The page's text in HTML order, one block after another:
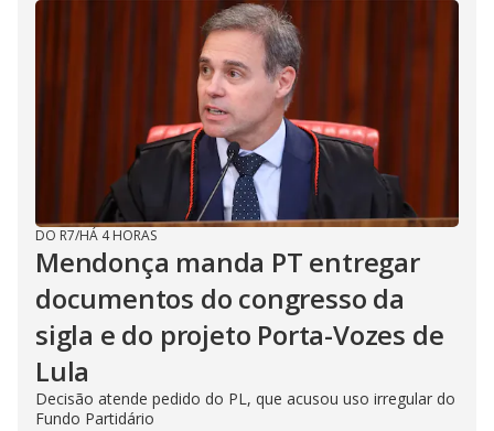
DO R7/HÁ 4 HORAS
Mendonça manda PT entregar
documentos do congresso da
sigla e do projeto Porta-Vozes de
Lula
Decisão atende pedido do PL, que acusou uso irregular do
Fundo Partidário